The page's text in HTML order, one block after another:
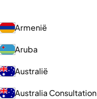
Armenië
Aruba
Australië
Australia Consultation